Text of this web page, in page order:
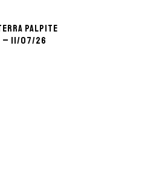
palpite
– 11/07/26